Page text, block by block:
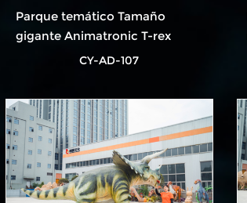
Parque temático Tamaño
gigante Animatronic T-rex
CY-AD-107